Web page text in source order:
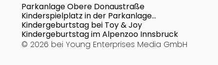
Parkanlage Obere Donaustraße
Kinderspielplatz in der Parkanlage
Dürrnbacherstraße
Kindergeburtstag bei Toy & Joy
Kindergeburtstag im Alpenzoo Innsbruck
© 2026 bei Young Enterprises Media GmbH